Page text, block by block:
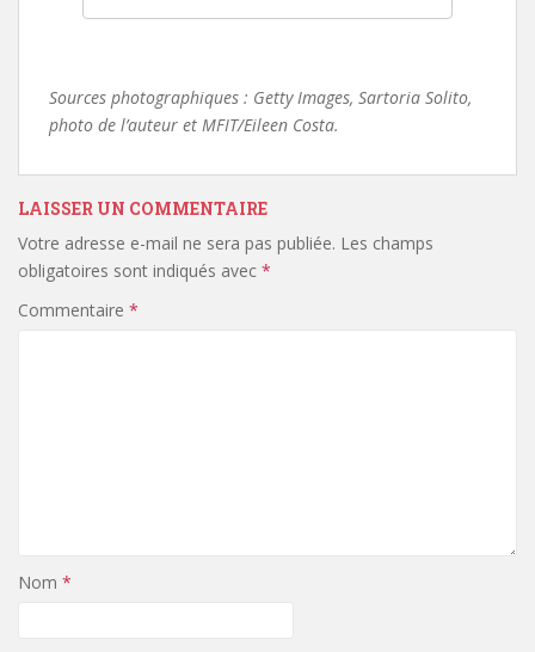
Sources photographiques : Getty Images, Sartoria Solito,
photo de l’auteur et MFIT/Eileen Costa.
LAISSER UN COMMENTAIRE
Votre adresse e-mail ne sera pas publiée. Les champs
obligatoires sont indiqués avec *
Commentaire *
Nom *